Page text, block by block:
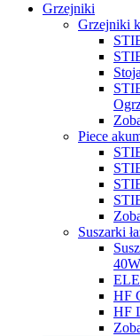
Grzejniki
Grzejniki
Piece
Suszarki
HF
HF